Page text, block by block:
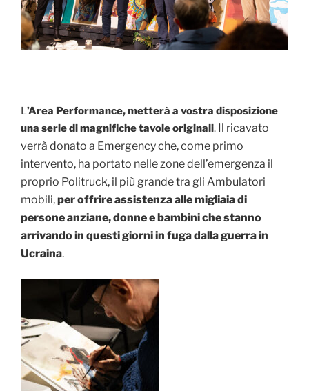
L’Area Performance, metterà a vostra disposizione
una serie di magnifiche tavole originali. Il ricavato
verrà donato a Emergency che, come primo
intervento, ha portato nelle zone dell’emergenza il
proprio Politruck, il più grande tra gli Ambulatori
mobili,per offrire assistenza alle migliaia di
persone anziane, donne e bambini che stanno
arrivando in questi giorni in fuga dalla guerra in
Ucraina.